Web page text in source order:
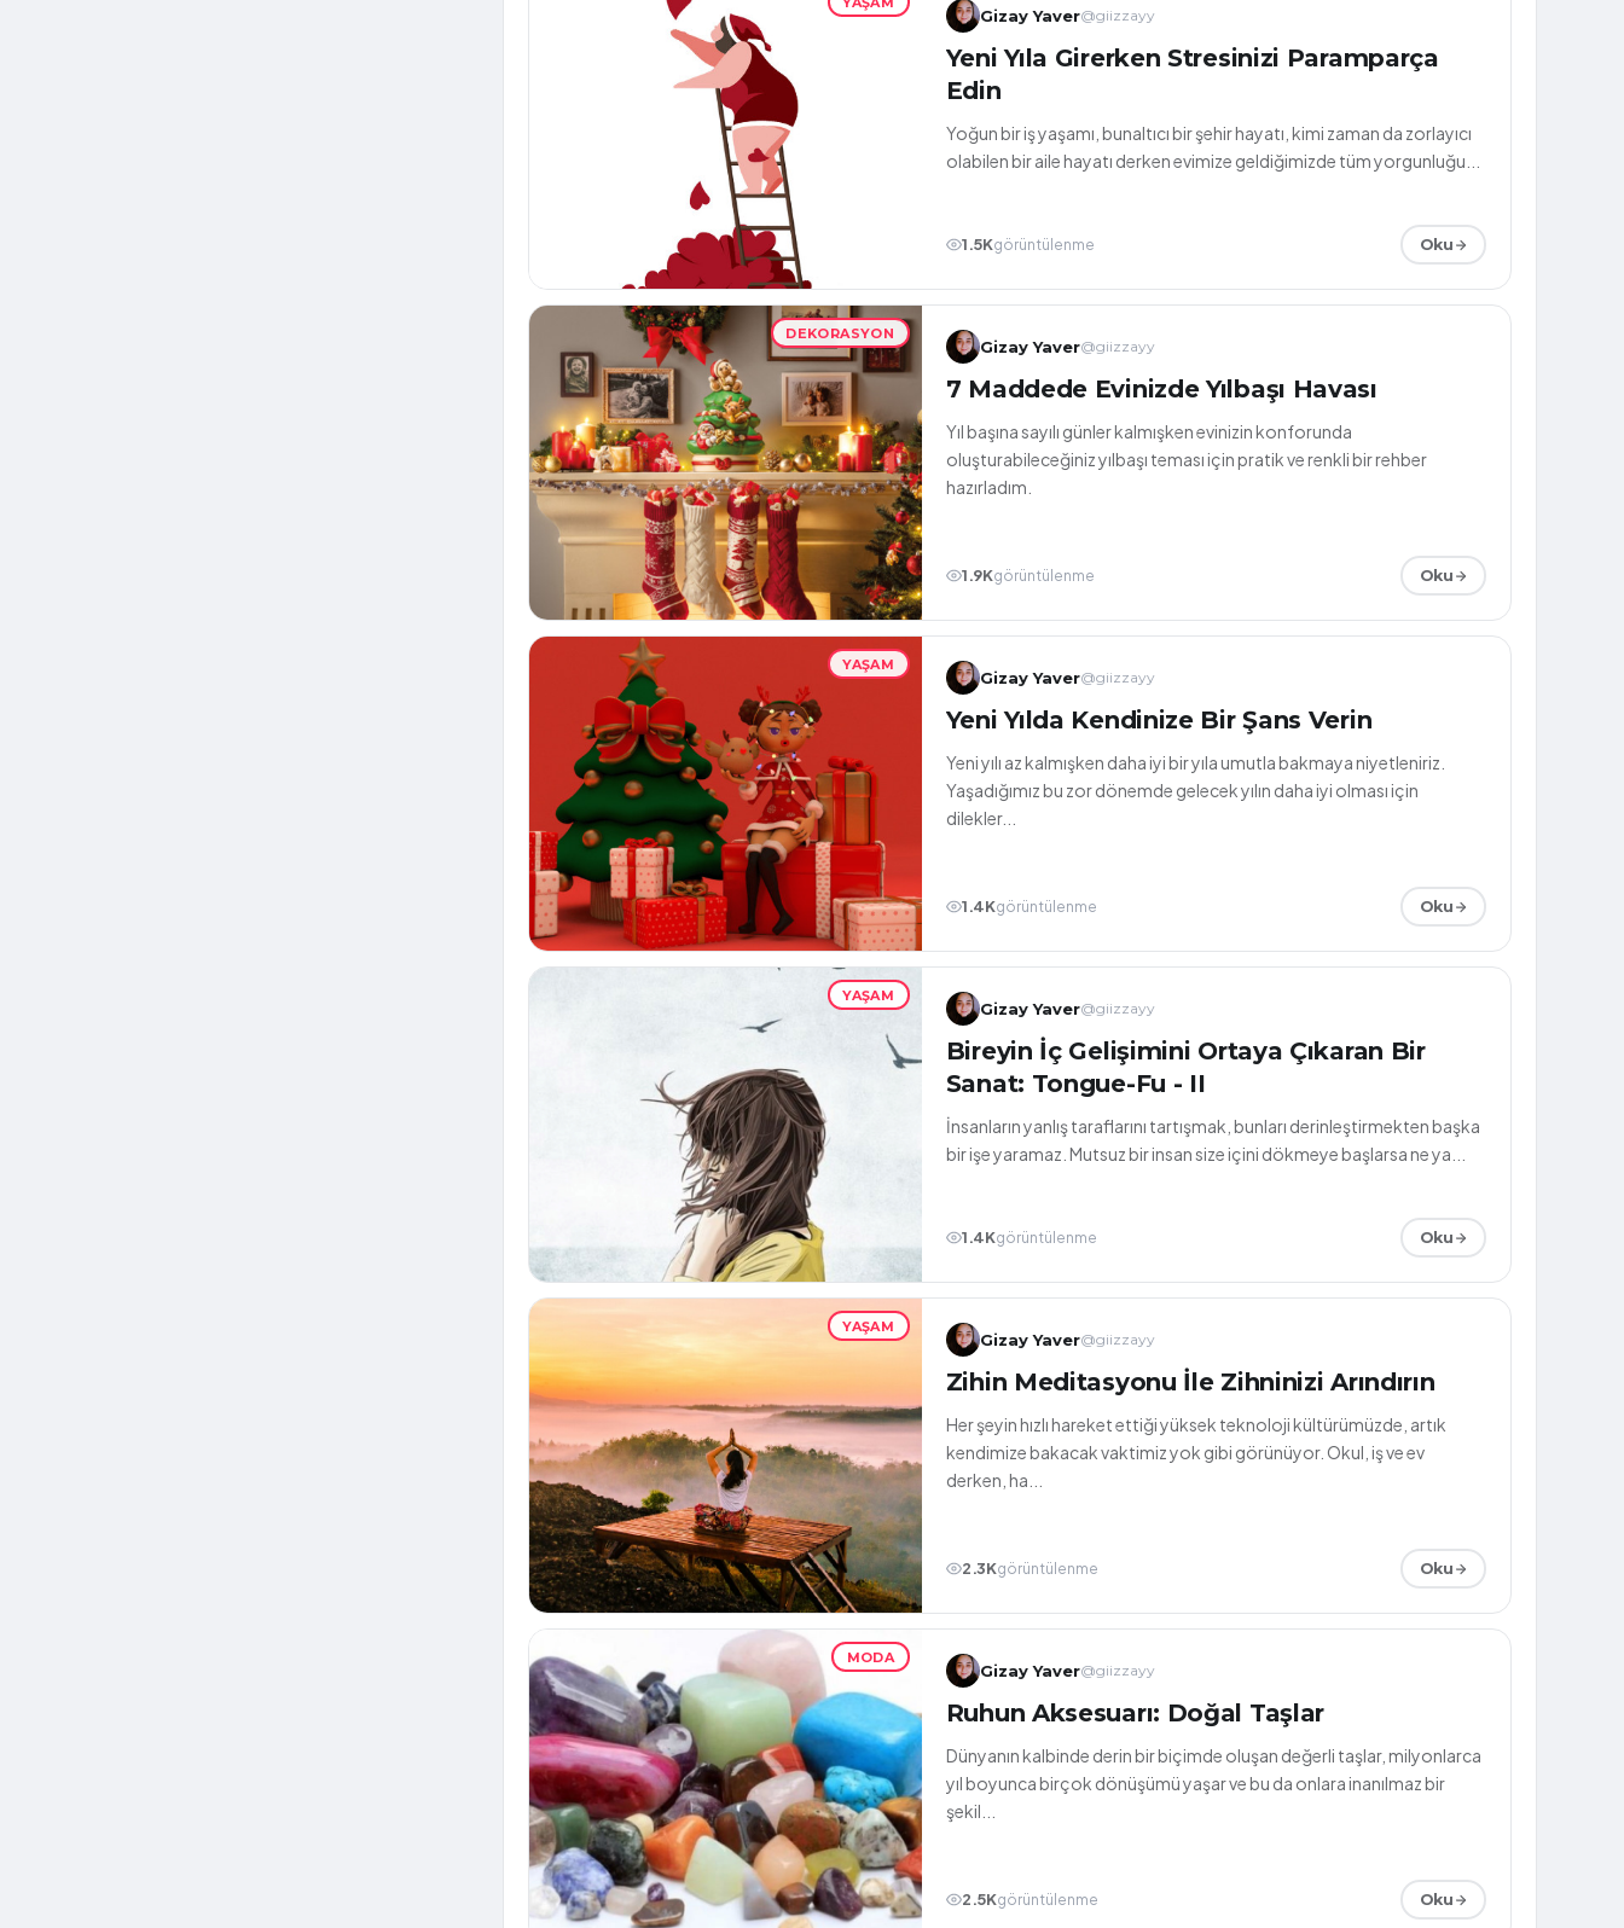
Gizay Yaver@giizzayy
Yeni Yıla Girerken Stresinizi Paramparça
Edin
Yoğun bir iş yaşamı, bunaltıcı bir şehir hayatı, kimi zaman da zorlayıcı
olabilen bir aile hayatı derken evimize geldiğimizde tüm yorgunluğu...
1.5Kgörüntülenme Oku
DEKORASYON
Gizay Yaver@giizzayy
7 Maddede Evinizde Yılbaşı Havası
Yıl başına sayılı günler kalmışken evinizin konforunda
oluşturabileceğiniz yılbaşı teması için pratik ve renkli bir rehber
hazırladım.
1.9Kgörüntülenme Oku
YAŞAM
Gizay Yaver@giizzayy
Yeni Yılda Kendinize Bir Şans Verin
Yeni yılı az kalmışken daha iyi bir yıla umutla bakmaya niyetleniriz.
Yaşadığımız bu zor dönemde gelecek yılın daha iyi olması için
dilekler...
1.4Kgörüntülenme Oku
YAŞAM
Gizay Yaver@giizzayy
Bireyin İç Gelişimini Ortaya Çıkaran Bir
Sanat: Tongue-Fu - II
İnsanların yanlış taraflarını tartışmak, bunları derinleştirmekten başka
bir işe yaramaz. Mutsuz bir insan size içini dökmeye başlarsa ne ya...
1.4Kgörüntülenme Oku
YAŞAM
Gizay Yaver@giizzayy
Zihin Meditasyonu İle Zihninizi Arındırın
Her şeyin hızlı hareket ettiği yüksek teknoloji kültürümüzde, artık
kendimize bakacak vaktimiz yok gibi görünüyor. Okul, iş ve ev
derken, ha...
2.3Kgörüntülenme Oku
MODA
Gizay Yaver@giizzayy
Ruhun Aksesuarı: Doğal Taşlar
Dünyanın kalbinde derin bir biçimde oluşan değerli taşlar, milyonlarca
yıl boyunca birçok dönüşümü yaşar ve bu da onlara inanılmaz bir
şekil...
2.5Kgörüntülenme Oku